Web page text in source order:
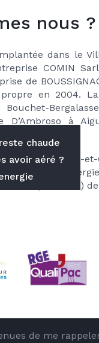
nous ?
dans le
COMIN
de
en 2004.
Bouchet-
D’Ambroso à
du Lot-et-
du réseau
indépendants)
chaude
avoir aéré ?
de me